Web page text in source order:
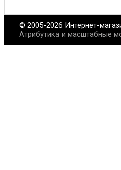
© 2005-2026 Интернет-
Атрибутика и масштабные